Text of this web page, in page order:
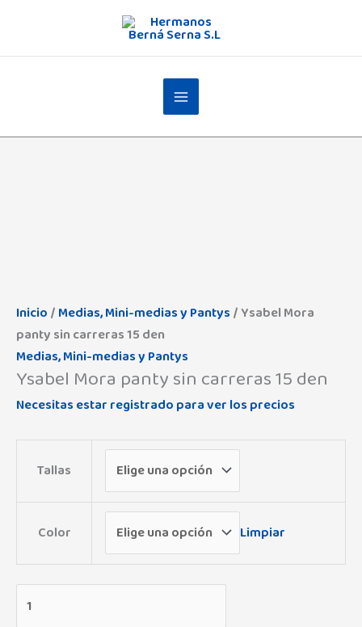
contenido
Inicio/Medias, Mini-medias y Pantys/ Ysabel Mora
panty sin carreras 15 den
Medias, Mini-medias y Pantys
Ysabel Mora panty sin carreras 15 den
Necesitas estar registrado para ver los precios
Tallas
Color Limpiar
15
den
cantidad